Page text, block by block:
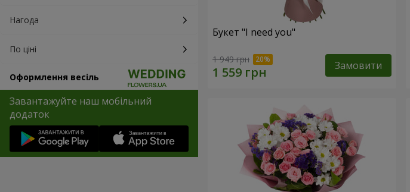
Нагода
По ціні
Оформлення весіль
Завантажуйте наш мобільний
додаток
Букет "I need you"
1 949 грн Замовити